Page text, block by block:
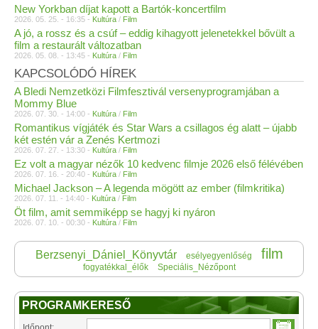
New Yorkban díjat kapott a Bartók-koncertfilm
2026. 05. 25. - 16:35 - Kultúra / Film
A jó, a rossz és a csúf – eddig kihagyott jelenetekkel bővült a
film a restaurált változatban
2026. 05. 08. - 13:45 - Kultúra / Film
KAPCSOLÓDÓ HÍREK
A Bledi Nemzetközi Filmfesztivál versenyprogramjában a
Mommy Blue
2026. 07. 30. - 14:00 - Kultúra / Film
Romantikus vígjáték és Star Wars a csillagos ég alatt – újabb
két estén vár a Zenés Kertmozi
2026. 07. 27. - 13:30 - Kultúra / Film
Ez volt a magyar nézők 10 kedvenc filmje 2026 első félévében
2026. 07. 16. - 20:40 - Kultúra / Film
Michael Jackson – A legenda mögött az ember (filmkritika)
2026. 07. 11. - 14:40 - Kultúra / Film
Öt film, amit semmiképp se hagyj ki nyáron
2026. 07. 10. - 00:30 - Kultúra / Film
Berzsenyi_Dániel_Könyvtár esélyegyenlőség film
fogyatékkal_élők Speciális_Nézőpont
PROGRAMKERESŐ